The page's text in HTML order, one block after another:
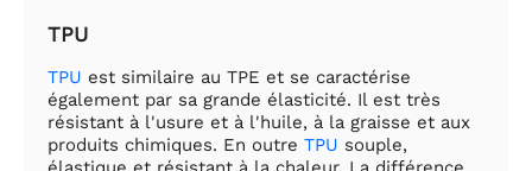
TPU
TPU est similaire au TPE et se caractérise
également par sa grande élasticité. Il est très
résistant à l'usure et à l'huile, à la graisse et aux
produits chimiques. En outre TPU souple,